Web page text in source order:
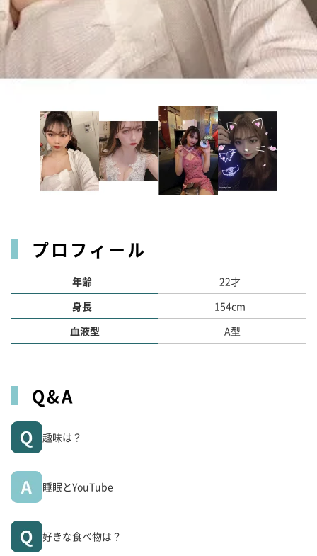
プロフィール
年齢
22才
身長
154cm
血液型
A型
Q&A
趣味は？
睡眠とYouTube
好きな食べ物は？